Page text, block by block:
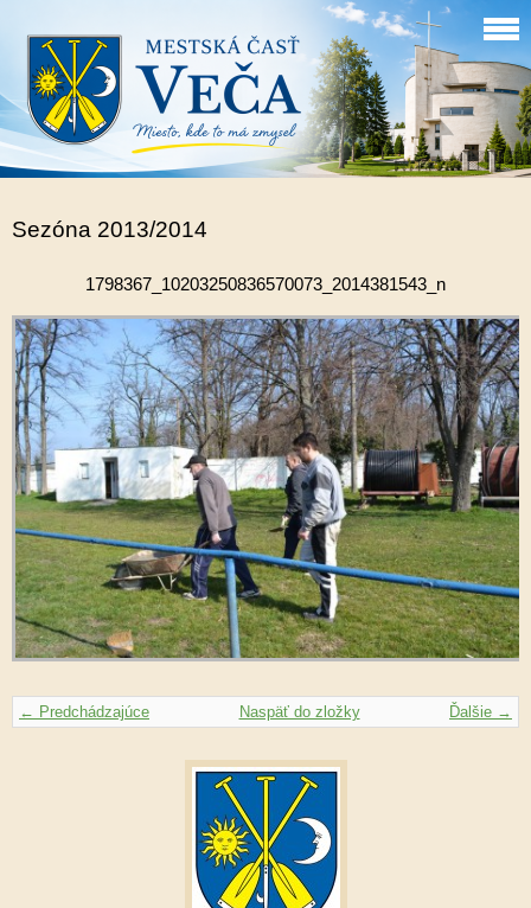
Sezóna 2013/2014
1798367_10203250836570073_2014381543_n
← Predchádzajúce Ďalšie →
Naspäť do zložky